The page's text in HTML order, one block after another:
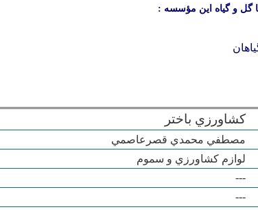
گل و گیاه این مؤسسه :
کشاورزي باختر
مصطفي محمدي قصرعاصمي
لوازم کشاورزي و سموم
---
---